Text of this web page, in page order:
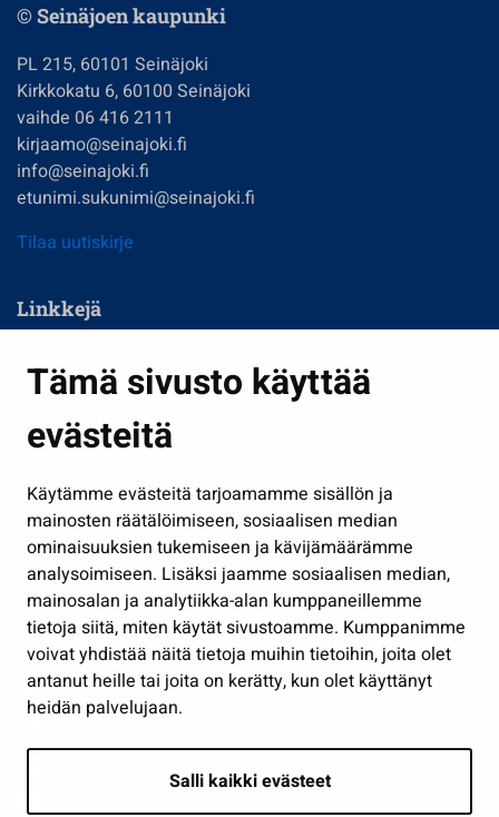
Tämä sivusto käyttää
evästeitä
Käytämme evästeitä tarjoamamme sisällön ja
mainosten räätälöimiseen, sosiaalisen median
ominaisuuksien tukemiseen ja kävijämäärämme
analysoimiseen. Lisäksi jaamme sosiaalisen median,
mainosalan ja analytiikka-alan kumppaneillemme
tietoja siitä, miten käytät sivustoamme. Kumppanimme
voivat yhdistää näitä tietoja muihin tietoihin, joita olet
antanut heille tai joita on kerätty, kun olet käyttänyt
heidän palvelujaan.
Salli kaikki evästeet
© Seinäjoen kaupunki
PL 215, 60101 Seinäjoki
Kirkkokatu 6, 60100 Seinäjoki
vaihde 06 416 2111
kirjaamo@seinajoki.fi
info@seinajoki.fi
etunimi.sukunimi@seinajoki.fi
Tilaa uutiskirje
Linkkejä
Kasvatus ja opetus
Kulttuuri ja liikunta
Työ ja yrittäminen
Osallistu ja asioi
Näytä omat evästeasetukseni
Seuraa meitä